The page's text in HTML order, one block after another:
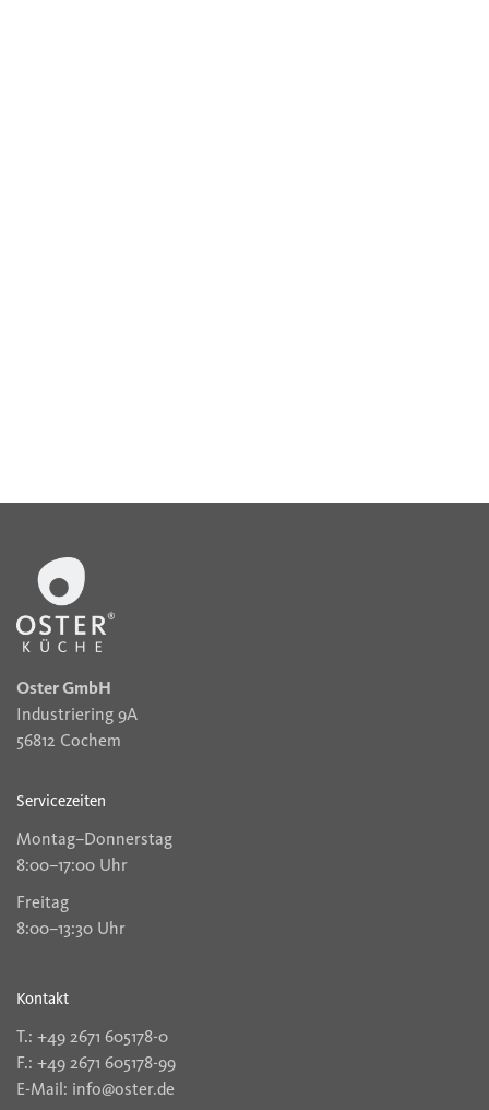
Oster GmbH
Industriering 9A
56812 Cochem
Servicezeiten
Montag–Donnerstag
8:00–17:00 Uhr
Freitag
8:00–13:30 Uhr
Kontakt
T.: +49 2671 605178-0
F.: +49 2671 605178-99
E-Mail: info@oster.de